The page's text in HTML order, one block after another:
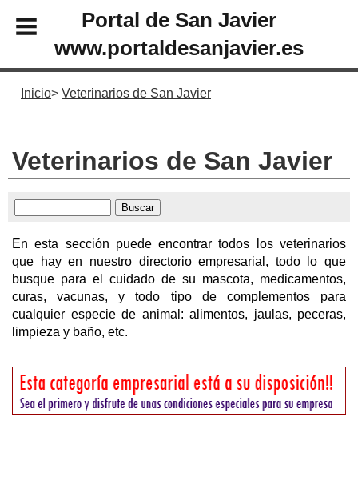
Portal de San Javier
www.portaldesanjavier.es
Inicio Veterinarios de San Javier
Veterinarios de San Javier
En esta sección puede encontrar todos los veterinarios
que hay en nuestro directorio empresarial, todo lo que
busque para el cuidado de su mascota, medicamentos,
curas, vacunas, y todo tipo de complementos para
cualquier especie de animal: alimentos, jaulas, peceras,
limpieza y baño, etc.